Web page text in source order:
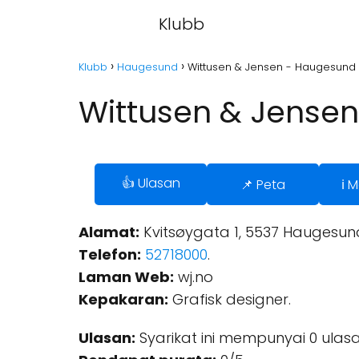
Klubb
Klubb Haugesund Wittusen & Jensen - Haugesund
Wittusen &
👍 Ulasan 📌 Peta ℹ️
Alamat: Kvitsøygata 1, 5537
Telefon: 52718000.
Laman Web: wj.no
Kepakaran: Grafisk designer.
Ulasan: Syarikat ini mempunyai 0